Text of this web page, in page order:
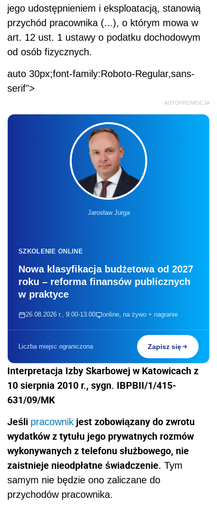
jego udostępnieniem i eksploatacją, stanowią
przychód pracownika (...), o którym mowa w
art. 12 ust. 1 ustawy o podatku dochodowym
od osób fizycznych.
auto 30px;font-family:Roboto-Regular,sans-
serif">
AUTOPROMOCJA
Jarosław Jurga
SZKOLENIE ONLINE
Nowa klasyfikacja budżetowa od 2027
roku – reforma finansów publicznych
w praktyce
26.08.2026 r., 9:00-13:00 online, na żywo + nagranie
Liczba miejsc ograniczona Zapisz się
Interpretacja Izby Skarbowej w Katowicach z
10 sierpnia 2010 r., sygn. IBPBII/1/415-
631/09/MK
Jeśli pracownik jest zobowiązany do zwrotu
wydatków z tytułu jego prywatnych rozmów
wykonywanych z telefonu służbowego, nie
zaistnieje nieodpłatne świadczenie. Tym
samym nie będzie ono zaliczane do
przychodów pracownika.